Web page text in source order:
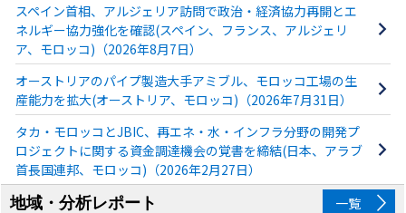
スペイン首相、アルジェリア訪問で政治・経済協力再開とエ
ネルギー協力強化を確認(スペイン、フランス、アルジェリ
ア、モロッコ)（2026年8月7日）
オーストリアのパイプ製造大手アミブル、モロッコ工場の生
産能力を拡大(オーストリア、モロッコ)（2026年7月31日）
タカ・モロッコとJBIC、再エネ・水・インフラ分野の開発プ
ロジェクトに関する資金調達機会の覚書を締結(日本、アラブ
首長国連邦、モロッコ)（2026年2月27日）
地域・分析レポート
一覧